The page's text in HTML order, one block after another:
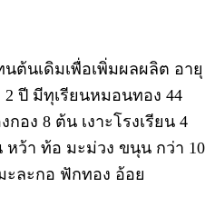
ต้นเดิมเพื่อเพิ่มผลผลิต อายุ
ปี มีทุเรียนหมอนทอง 44
อง 8 ต้น เงาะโรงเรียน 4
ว้า ท้อ มะม่วง ขนุน กว่า 10
ะละกอ ฟักทอง อ้อย